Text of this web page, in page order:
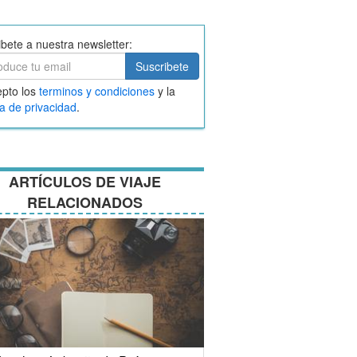
a nuestra newsletter:
Suscribete
los terminos y condiciones y la
de privacidad.
ARTÍCULOS DE VIAJE
RELACIONADOS